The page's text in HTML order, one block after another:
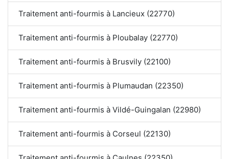
Traitement anti-fourmis à Lancieux (22770)
Traitement anti-fourmis à Ploubalay (22770)
Traitement anti-fourmis à Brusvily (22100)
Traitement anti-fourmis à Plumaudan (22350)
Traitement anti-fourmis à Vildé-Guingalan (22980)
Traitement anti-fourmis à Corseul (22130)